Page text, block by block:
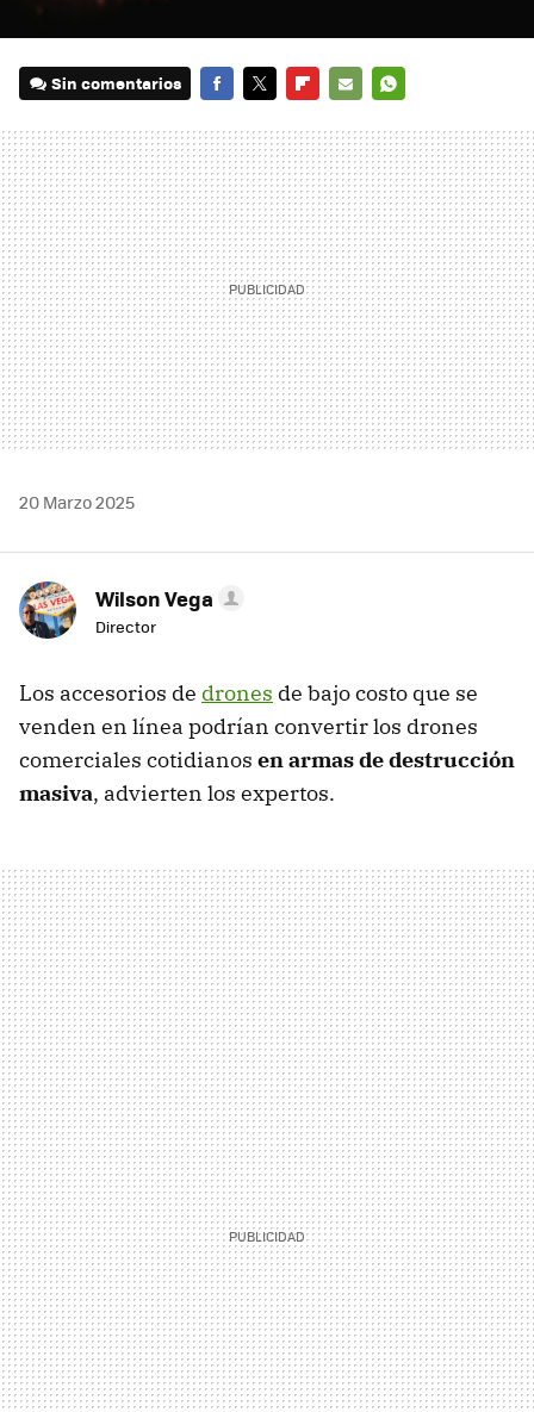
Sin comentarios
MAIL
20 Marzo 2025
Wilson Vega
Director
Los accesorios de drones de bajo costo que se
venden en línea podrían convertir los drones
comerciales cotidianos en armas de destrucción
masiva, advierten los expertos.